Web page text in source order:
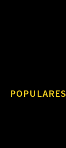
POPULARES